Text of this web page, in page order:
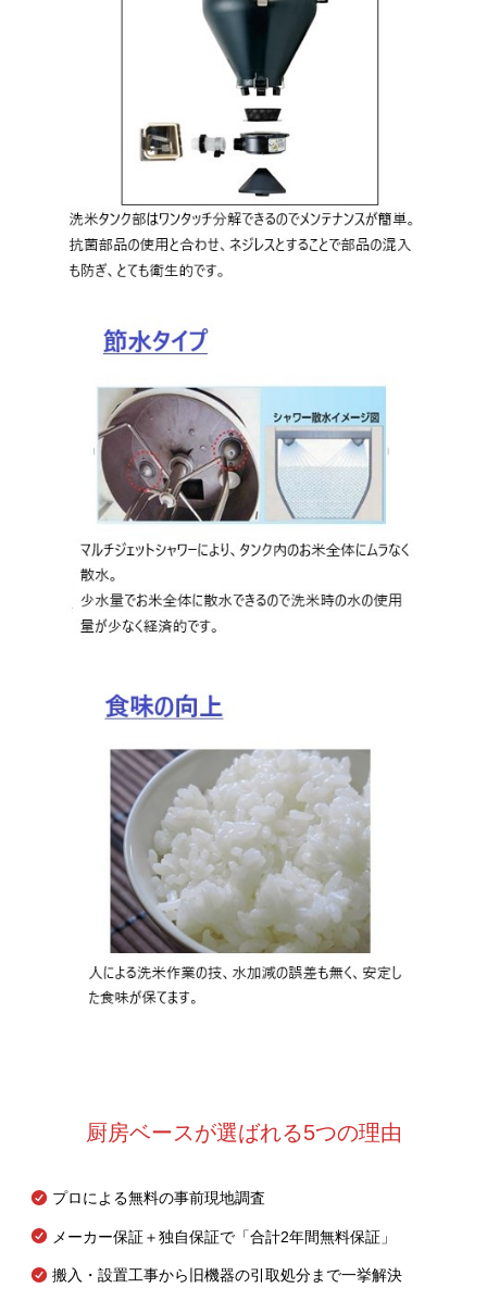
厨房ベースが選ばれる5つの理由
プロによる無料の事前現地調査
メーカー保証＋独自保証で「合計2年間無料保証」
搬入・設置工事から旧機器の引取処分まで一挙解決